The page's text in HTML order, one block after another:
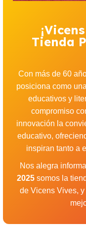
Tienda
Con más de 60
posiciona como
educativos y
compromiso
innovación la
educativo,
inspiran tanto a
Nos alegra
2025 somos la
de Vicens Vives,